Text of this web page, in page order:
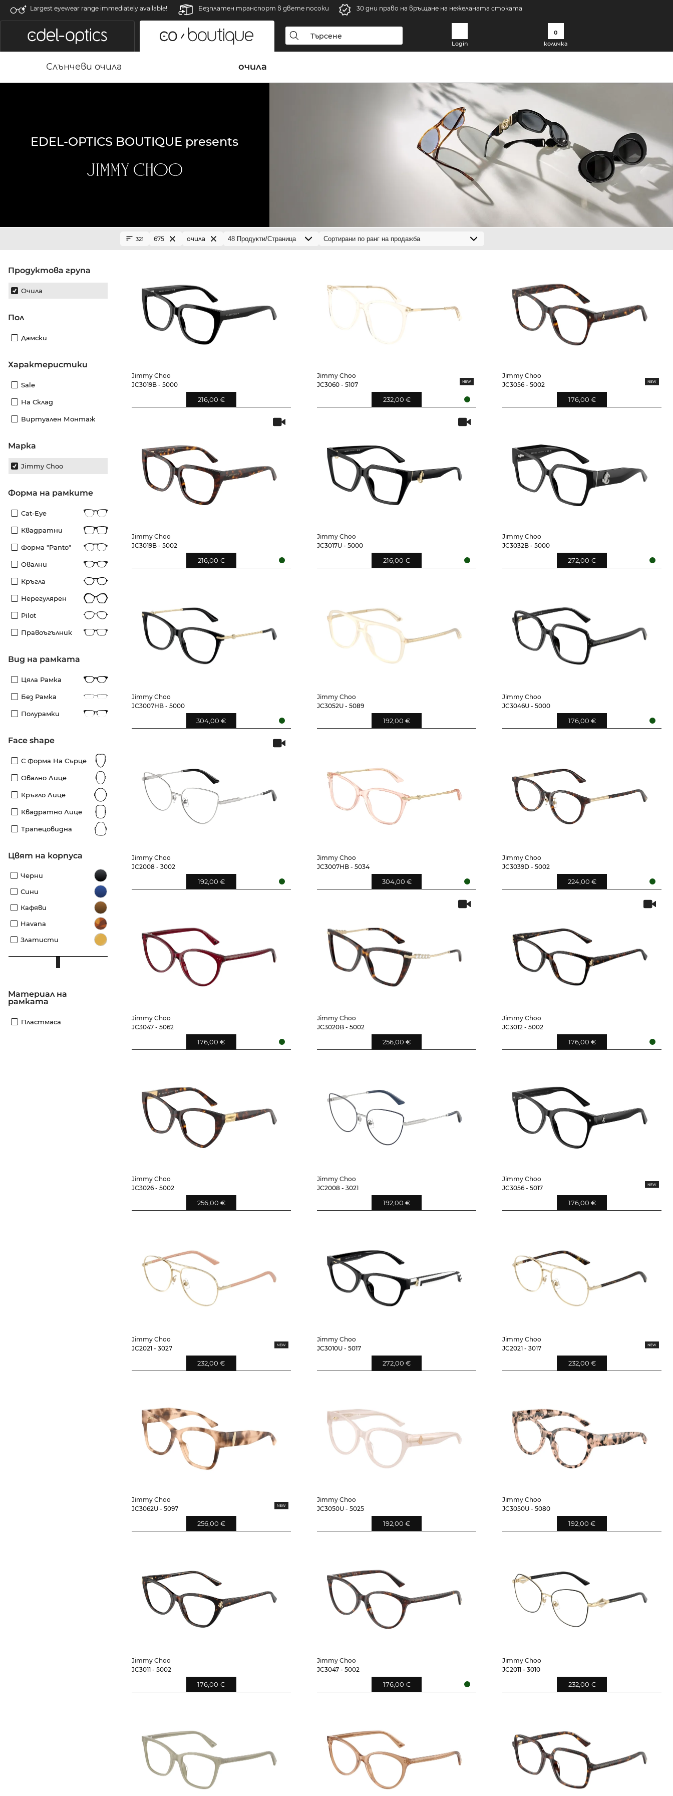
Largest eyewear range immediately available! Безплатен транспорт в двете посоки 30 дни право на връщане на нежеланата стоката
Login
0
количка
Слънчеви очила очила
EDEL-OPTICS BOUTIQUE presents
Продуктова група
Очила
Пол
Дамски
Характеристики
Sale
На Склад
Виртуален Монтаж
Марка
Jimmy Choo
Форма на рамките
Cat-Eye
Квадратни
Форма "panto"
Овални
Кръгла
Нерегулярен
Pilot
Правоъгълник
Вид на рамката
Цяла Рамка
Без Рамка
Полурамки
Face shape
С Форма На Сърце
Овално Лице
Кръгло Лице
Квадратно Лице
Трапецовидна
Цвят на корпуса
Черни
Сини
Кафяви
Havana
Златисти
материал на
рамката
Пластмаса
321 675 очила
Jimmy Choo
JC3019B - 5000
216,00 €
Jimmy Choo
JC3060 - 5107
232,00 €
Jimmy Choo
JC3056 - 5002
176,00 €
Jimmy Choo
JC3019B - 5002
216,00 €
Jimmy Choo
JC3017U - 5000
216,00 €
Jimmy Choo
JC3032B - 5000
272,00 €
Jimmy Choo
JC3007HB - 5000
304,00 €
Jimmy Choo
JC3052U - 5089
192,00 €
Jimmy Choo
JC3046U - 5000
176,00 €
Jimmy Choo
JC2008 - 3002
192,00 €
Jimmy Choo
JC3007HB - 5034
304,00 €
Jimmy Choo
JC3039D - 5002
224,00 €
Jimmy Choo
JC3047 - 5062
176,00 €
Jimmy Choo
JC3020B - 5002
256,00 €
Jimmy Choo
JC3012 - 5002
176,00 €
Jimmy Choo
JC3026 - 5002
256,00 €
Jimmy Choo
JC2008 - 3021
192,00 €
Jimmy Choo
JC3056 - 5017
176,00 €
Jimmy Choo
JC2021 - 3027
232,00 €
Jimmy Choo
JC3010U - 5017
272,00 €
Jimmy Choo
JC2021 - 3017
232,00 €
Jimmy Choo
JC3062U - 5097
256,00 €
Jimmy Choo
JC3050U - 5025
192,00 €
Jimmy Choo
JC3050U - 5080
192,00 €
Jimmy Choo
JC3011 - 5002
176,00 €
Jimmy Choo
JC3047 - 5002
176,00 €
Jimmy Choo
JC2011 - 3010
232,00 €